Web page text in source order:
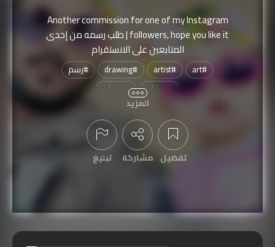
Another commission for one of my Instagram
followers, hope you like it | طلب رسمه من إحدى
المتابعين على الانستقرام
#
art
#
artist
#
drawing
#رسم
فنكيلة #
فنكيلي
نُشرت الفنكيلة بتاريخ
تمّت مشاهدتها 1,250 مرة
المزيد
تفضيل مشاركة تبليغ